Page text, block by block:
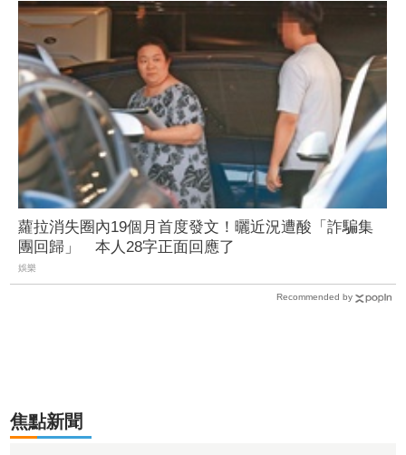
蘿拉消失圈內19個月首度發文！曬近況遭酸「詐騙集
團回歸」 本人28字正面回應了
娛樂
Recommended by
焦點新聞